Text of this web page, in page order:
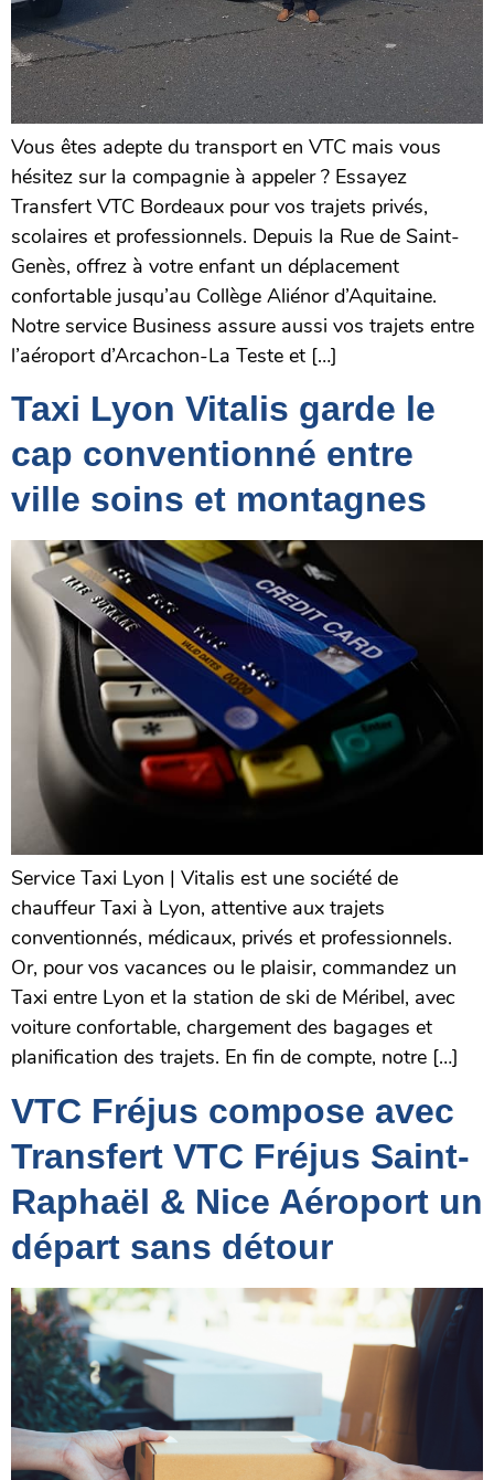
Vous êtes adepte du transport en VTC mais vous
hésitez sur la compagnie à appeler ? Essayez
Transfert VTC Bordeaux pour vos trajets privés,
scolaires et professionnels. Depuis la Rue de Saint-
Genès, offrez à votre enfant un déplacement
confortable jusqu’au Collège Aliénor d’Aquitaine.
Notre service Business assure aussi vos trajets entre
l’aéroport d’Arcachon-La Teste et […]
Taxi Lyon Vitalis garde le
cap conventionné entre
ville soins et montagnes
Service Taxi Lyon | Vitalis est une société de
chauffeur Taxi à Lyon, attentive aux trajets
conventionnés, médicaux, privés et professionnels.
Or, pour vos vacances ou le plaisir, commandez un
Taxi entre Lyon et la station de ski de Méribel, avec
voiture confortable, chargement des bagages et
planification des trajets. En fin de compte, notre […]
VTC Fréjus compose avec
Transfert VTC Fréjus Saint-
Raphaël & Nice Aéroport un
départ sans détour